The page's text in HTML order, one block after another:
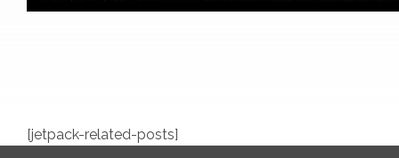
[jetpack-related-posts]